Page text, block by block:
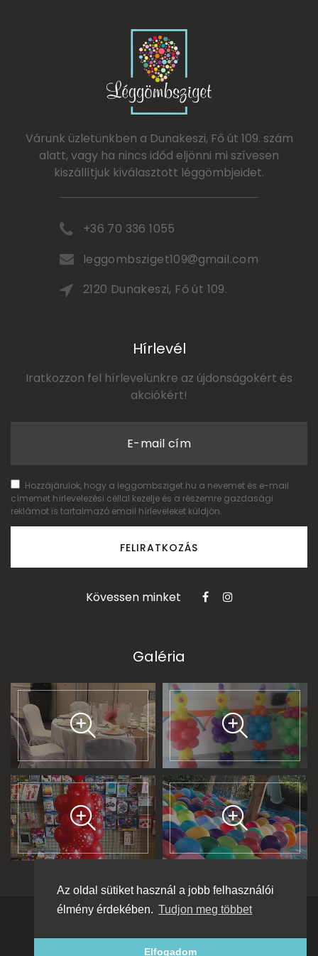
Az oldal sütiket használ a jobb felhasználói
élmény érdekében. Tudjon meg többet
Elfogadom
Várunk üzletünkben a Dunakeszi, Fő út 109. szám
alatt, vagy ha nincs időd eljönni mi szívesen
kiszállítjuk kiválasztott léggömbjeidet.
+36 70 336 1055
leggombsziget109
gmail.com
2120 Dunakeszi, Fő út 109.
Hírlevél
Iratkozzon fel hírlevelünkre az újdonságokért és
akciókért!
E-mail cím
Hozzájárulok, hogy a leggombsziget.hu a nevemet és e-mail
címemet hírlevelezési céllal kezelje és a részemre gazdasági
reklámot is tartalmazó email hírleveleket küldjön.
FELIRATKOZÁS
Kövessen minket
Galéria
Adatkezelési tájékoztató